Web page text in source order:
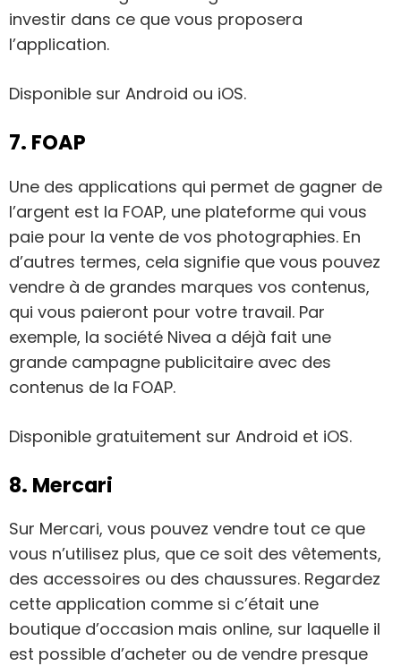
investir dans ce que vous proposera
l’application.
Disponible sur Android ou iOS.
7. FOAP
Une des applications qui permet de gagner de
l’argent est la FOAP, une plateforme qui vous
paie pour la vente de vos photographies. En
d’autres termes, cela signifie que vous pouvez
vendre à de grandes marques vos contenus,
qui vous paieront pour votre travail. Par
exemple, la société Nivea a déjà fait une
grande campagne publicitaire avec des
contenus de la FOAP.
Disponible gratuitement sur Android et iOS.
8. Mercari
Sur Mercari, vous pouvez vendre tout ce que
vous n’utilisez plus, que ce soit des vêtements,
des accessoires ou des chaussures. Regardez
cette application comme si c’était une
boutique d’occasion mais online, sur laquelle il
est possible d’acheter ou de vendre presque